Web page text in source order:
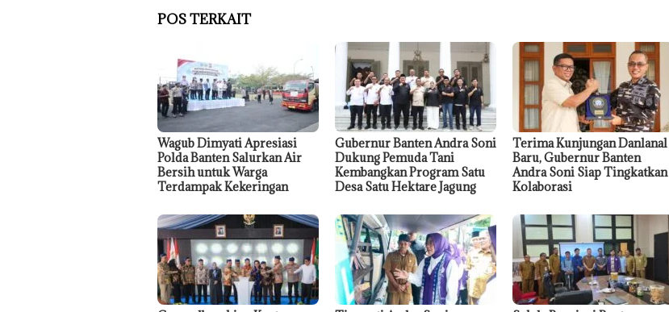
POS TERKAIT
Wagub Dimyati Apresiasi
Polda Banten Salurkan Air
Bersih untuk Warga
Terdampak Kekeringan
Gubernur Banten Andra Soni
Dukung Pemuda Tani
Kembangkan Program Satu
Desa Satu Hektare Jagung
Terima Kunjungan Danlanal
Baru, Gubernur Banten
Andra Soni Siap Tingkatkan
Kolaborasi